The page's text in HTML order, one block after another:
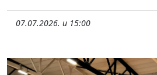
07.07.2026. u 15:00